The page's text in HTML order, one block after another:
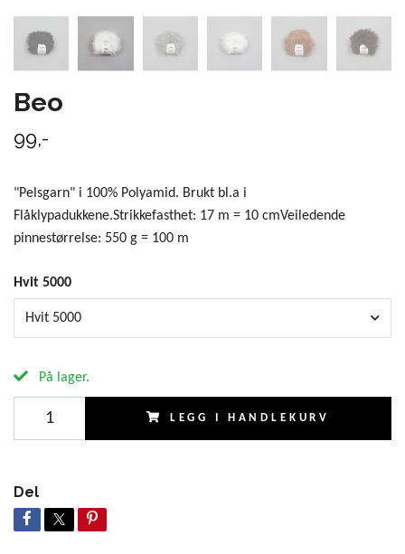
Beo
99,-
"Pelsgarn" i 100% Polyamid. Brukt bl.a i
Flåklypadukkene.Strikkefasthet: 17 m = 10 cmVeiledende
pinnestørrelse: 550 g = 100 m
Hvit 5000
Hvit 5000
På lager.
LEGG I HANDLEKURV
Del